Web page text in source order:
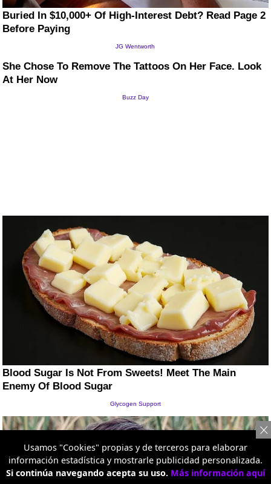
Usamos "Cookies" propias y de terceros para elaborar
información estadística y mostrarle publicidad personalizada.
Si continúa navegando acepta su uso. Más información aquí